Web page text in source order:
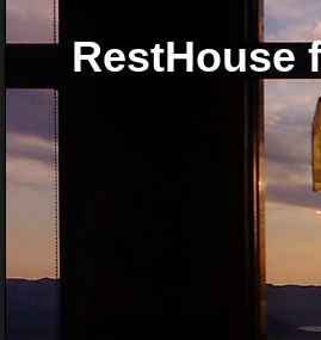
RestHouse